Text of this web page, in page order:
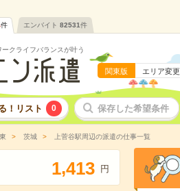
件 エンバイト 82531件
クライフバランスが叶う
関東版 エリア変更
！リスト 0 保存した希望条件
茨城 上菅谷駅周辺の派遣の仕事一覧
1,413 円